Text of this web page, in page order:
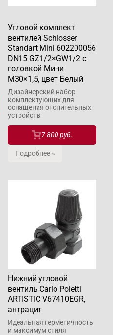
Угловой комплект
вентилей Schlosser
Standart Mini 602200056
DN15 GZ1/2×GW1/2 c
головкой Мини
М30×1,5, цвет Белый
Дизайнерский набор
комплектующих для
оснащения отопительных
устройств
7 800 руб.
Подробнее »
Нижний угловой
вентиль Carlo Poletti
ARTISTIC V67410EGR,
антрацит
Идеальная герметичность
и максимум стиля